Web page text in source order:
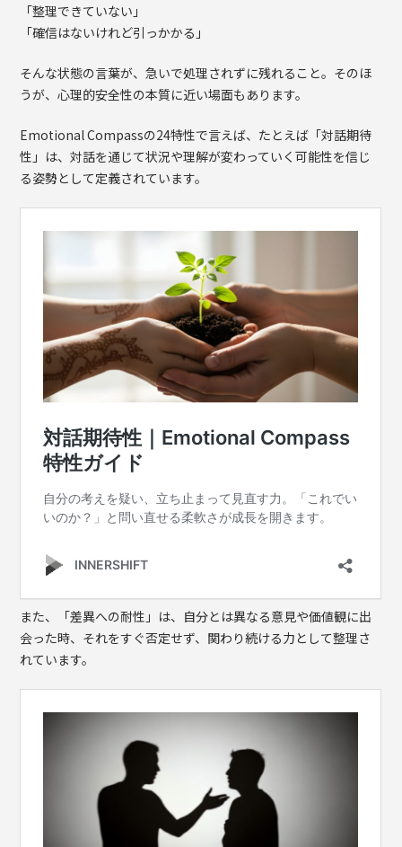
「整理できていない」
「確信はないけれど引っかかる」
そんな状態の言葉が、急いで処理されずに残れること。そのほ
うが、心理的安全性の本質に近い場面もあります。
Emotional Compassの24特性で言えば、たとえば「対話期待
性」は、対話を通じて状況や理解が変わっていく可能性を信じ
る姿勢として定義されています。
また、「差異への耐性」は、自分とは異なる意見や価値観に出
会った時、それをすぐ否定せず、関わり続ける力として整理さ
れています。